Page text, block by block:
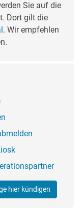
Sie auf die
Dort gilt die
. Wir empfehlen
hier kündigen